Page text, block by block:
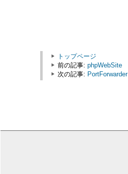
トップページ
前の記事: phpWebSite
次の記事: PortForwarder